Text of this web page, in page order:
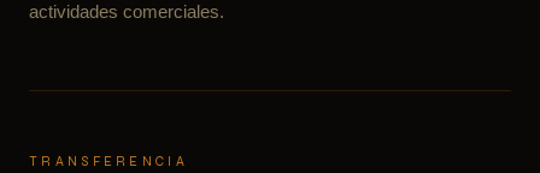
actividades comerciales.
TRANSFERENCIA